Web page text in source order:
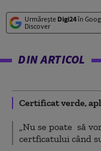
Urmărește Digi24în
Discover
DIN ARTICOL
Certificat verde,
„Nu se poate să
certficatului când